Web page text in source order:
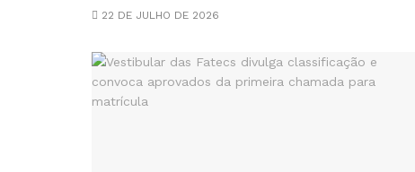
22 DE JULHO DE 2026